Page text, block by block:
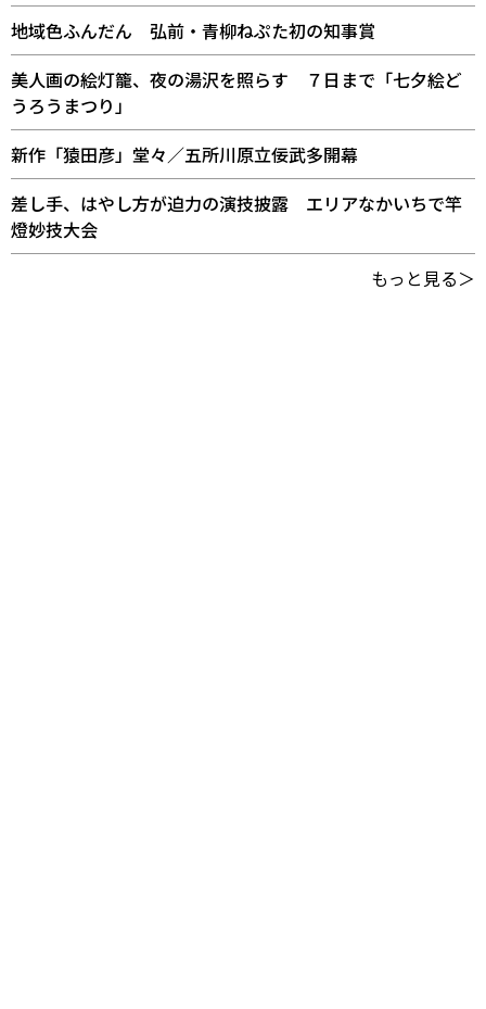
地域色ふんだん 弘前・青柳ねぷた初の知事賞
美人画の絵灯籠、夜の湯沢を照らす ７日まで「七夕絵ど
うろうまつり」
新作「猿田彦」堂々／五所川原立佞武多開幕
差し手、はやし方が迫力の演技披露 エリアなかいちで竿
燈妙技大会
もっと見る＞